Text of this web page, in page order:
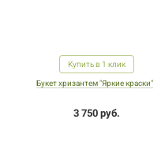
Купить в 1 клик
Букет хризантем "Яркие краски"
3 750 руб.